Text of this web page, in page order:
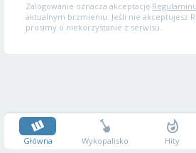
Zalogowanie oznacza akceptację
aktualnym brzmieniu. Jeśli nie akceptujesz
prosimy o niekorzystanie z serwisu.
Główna Wykopalisko Hity